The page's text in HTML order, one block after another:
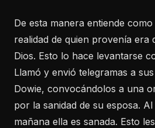
De esta manera entiende
realidad de quien provenía era
Dios. Esto lo hace levantarse
Llamó y envió telegramas a
Dowie, convocándolos a una
por la sanidad de su esposa.
mañana ella es sanada. Esto